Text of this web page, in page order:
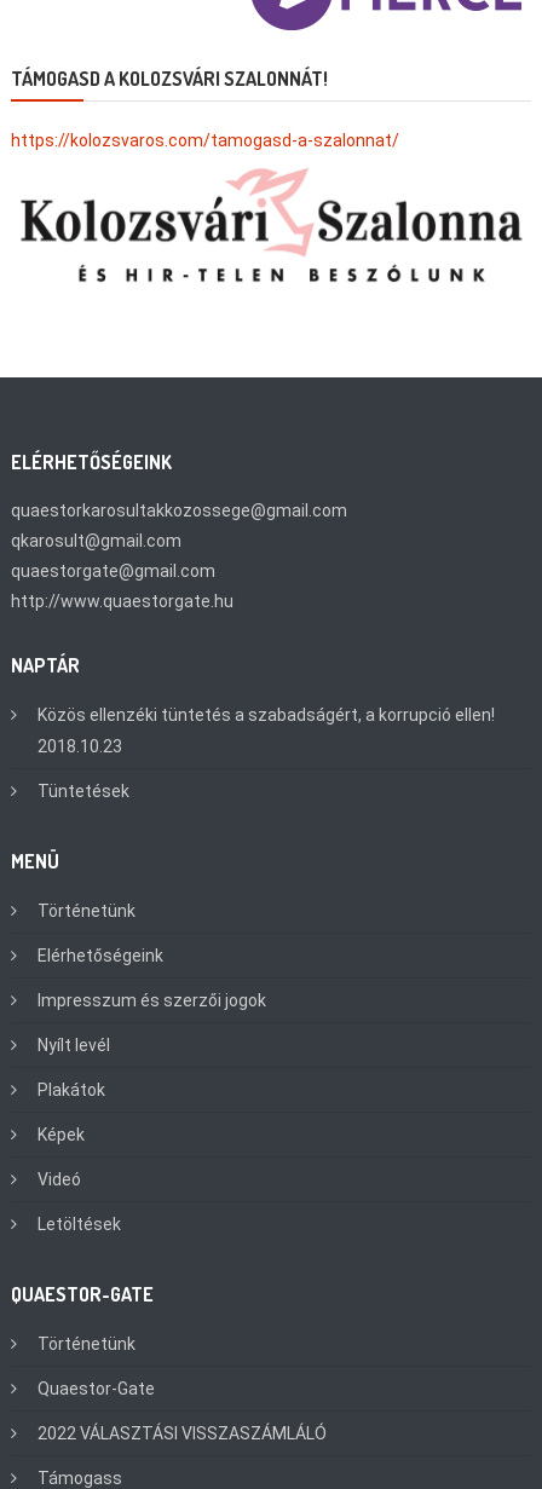
TÁMOGASD A KOLOZSVÁRI SZALONNÁT!
https://kolozsvaros.com/tamogasd-a-szalonnat/
ELÉRHETŐSÉGEINK
quaestorkarosultakkozossege@gmail.com
qkarosult@gmail.com
quaestorgate@gmail.com
http://www.quaestorgate.hu
NAPTÁR
Közös ellenzéki tüntetés a szabadságért, a korrupció ellen!
2018.10.23
Tüntetések
MENÜ
Történetünk
Elérhetőségeink
Impresszum és szerzői jogok
Nyílt levél
Plakátok
Képek
Videó
Letöltések
QUAESTOR-GATE
Történetünk
Quaestor-Gate
2022 VÁLASZTÁSI VISSZASZÁMLÁLÓ
Támogass